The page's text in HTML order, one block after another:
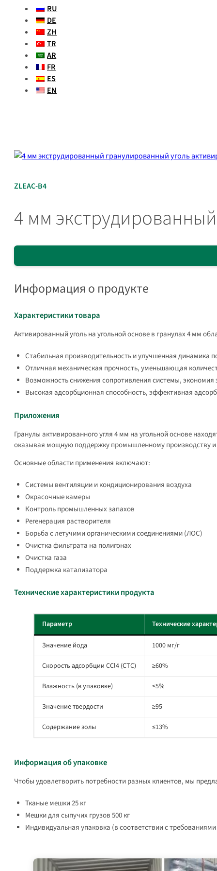
RU
DE
ZH
TR
AR
FR
ES
EN
ZLEAC-B4
4 мм
Информация о продукте
Характеристики товара
Активированный уголь на угольной основе в гранулах 4 мм
Стабильная производительность и улучшенная динамика
Отличная механическая прочность, уменьшающая
Возможность снижения сопротивления системы, экономия
Высокая адсорбционная способность, эффективная
Приложения
Гранулы активированного угля 4 мм на угольной основе
оказывая мощную поддержку промышленному производству
Основные области применения включают:
Системы вентиляции и кондиционирования воздуха
Окрасочные камеры
Контроль промышленных запахов
Регенерация растворителя
Борьба с летучими органическими соединениями (ЛОС)
Очистка фильтрата на полигонах
Очистка газа
Поддержка катализатора
Технические характеристики продукта
Параметр Технические
Значение йода 1000 мг/г
Скорость адсорбции CCl4 (CTC) ≥60%
Влажность (в упаковке) ≤5%
Значение твердости ≥95
Содержание золы ≤13%
Информация об упаковке
Чтобы удовлетворить потребности разных клиентов, мы
Тканые мешки 25 кг
Мешки для сыпучих грузов 500 кг
Индивидуальная упаковка (в соответствии с